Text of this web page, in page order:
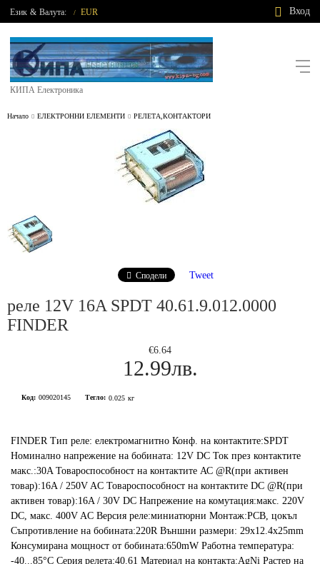
Език & Валута: / EUR Вход
КИПА Електроника
Начало ЕЛЕКТРОННИ ЕЛЕМЕНТИ РЕЛЕТА,КОНТАКТОРИ
Сподели Tweet
реле 12V 16A SPDT 40.61.9.012.0000
FINDER
€6.64
12.99лв.
Код: 009020145 Тегло: 0.025 кг
FINDER Тип реле: електромагнитно Конф. на контактите:SPDT
Номинално напрежение на бобината: 12V DC Ток през контактите
макс.:30A Товароспособност на контактите АС @R(при активен
товар):16A / 250V AC Товароспособност на контактите DC @R(при
активен товар):16A / 30V DC Напрежение на комутация:макс. 220V
DC, макс. 400V AC Версия реле:миниатюрни Монтаж:PCB, цокъл
Съпротивление на бобината:220R Външни размери: 29x12.4x25mm
Консумирана мощност от бобината:650mW Работна температура:
-40...85°C Серия релета:40.61 Материал на контакта:AgNi Растер на